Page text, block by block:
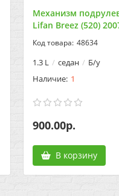
Механизм
Lifan Breez (520)
48634
1.3 L седан Б/у
1
900.00р.
В корзину